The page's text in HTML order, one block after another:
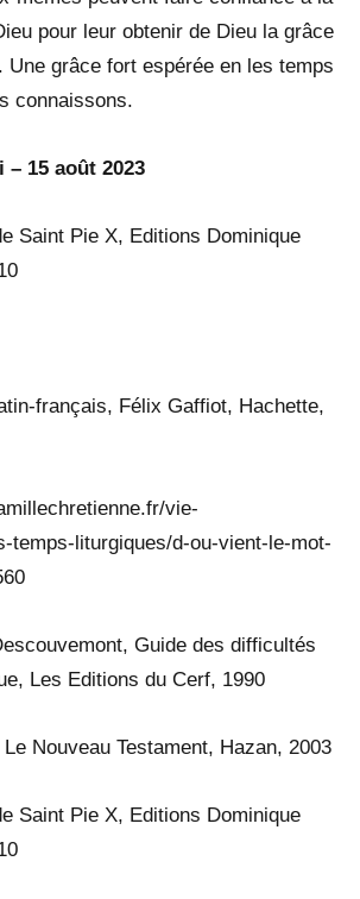
pour leur obtenir de Dieu la grâce
Une grâce fort espérée en les temps
connaissons.
15 août 2023
Saint Pie X, Editions Dominique
français, Félix Gaffiot, Hachette,
vie-
temps-liturgiques/d-ou-vient-le-mot-
Guide des difficultés
Les Editions du Cerf, 1990
Nouveau Testament, Hazan, 2003
Saint Pie X, Editions Dominique